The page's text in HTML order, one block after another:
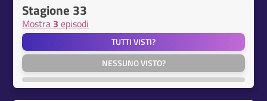
Stagione 33
Mostra 3 episodi
TUTTI VISTI?
NESSUNO VISTO?